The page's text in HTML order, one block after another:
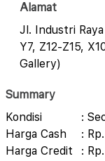
Alamat
Jl. Industri
Y7, Z12-Z15,
Gallery)
Summary
Kondisi
:
Harga Cash
:
Harga Credit
: